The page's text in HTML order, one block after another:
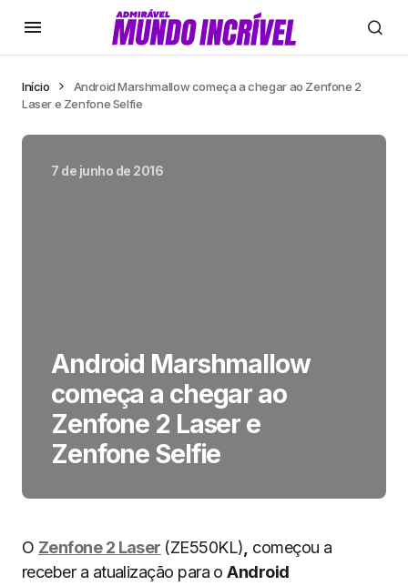
Início
Android Marshmallow começa a chegar ao Zenfone 2
Laser e Zenfone Selfie
7 de junho de 2016
Android Marshmallow
começa a chegar ao
Zenfone 2 Laser e
Zenfone Selfie
O Zenfone 2 Laser (ZE550KL) começou a
receber a atualização para oAndroid